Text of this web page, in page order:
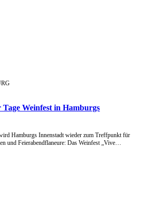
Weinfest in Hamburgs
Hamburgs Innenstadt wieder zum Treffpunkt für
und Feierabendflaneure: Das Weinfest „Vive…